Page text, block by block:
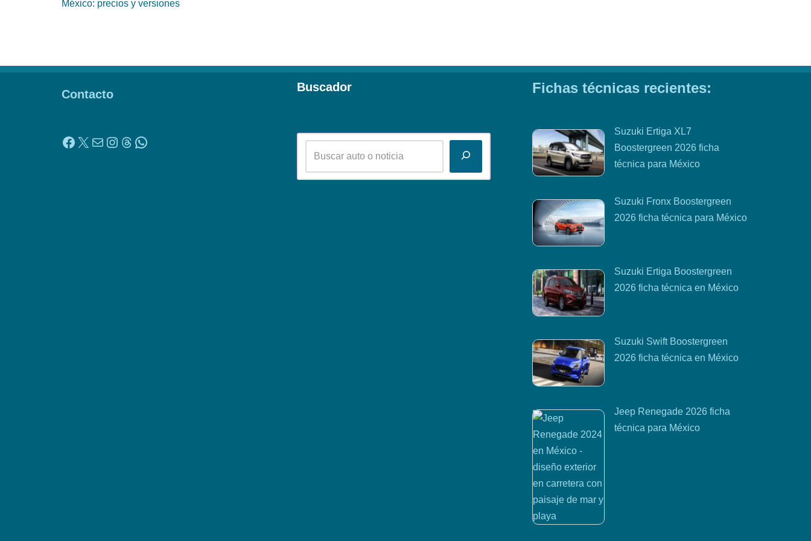
México: precios y versiones
Contacto
Buscador Fichas técnicas recientes:
Suzuki Ertiga XL7
Boostergreen 2026 ficha
técnica para México
Suzuki Fronx Boostergreen
2026 ficha técnica para México
Suzuki Ertiga Boostergreen
2026 ficha técnica en México
Suzuki Swift Boostergreen
2026 ficha técnica en México
Jeep Renegade 2026 ficha
técnica para México